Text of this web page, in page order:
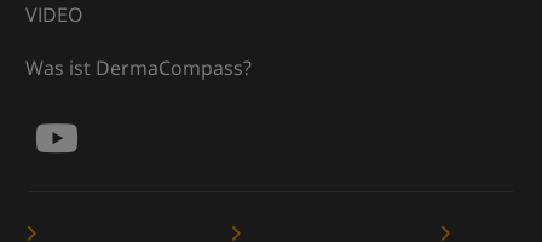
VIDEO
Was ist DermaCompass?